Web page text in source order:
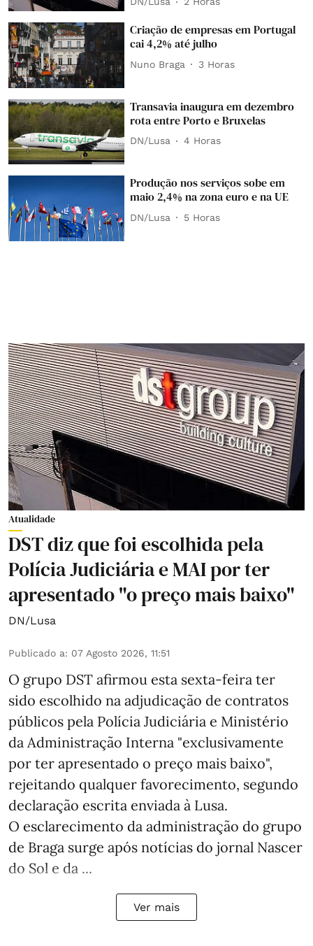
Criação de empresas em Portugal
cai 4,2% até julho
Nuno Braga 3 Horas
Transavia inaugura em dezembro
rota entre Porto e Bruxelas
DN/Lusa 4 Horas
Produção nos serviços sobe em
maio 2,4% na zona euro e na UE
DN/Lusa 5 Horas
Atualidade
DST diz que foi escolhida pela
Polícia Judiciária e MAI por ter
apresentado "o preço mais baixo"
DN/Lusa
Publicado a: 07 Agosto 2026, 11:51
O grupo DST afirmou esta sexta-feira ter
sido escolhido na adjudicação de contratos
públicos pela Polícia Judiciária e Ministério
da Administração Interna "exclusivamente
por ter apresentado o preço mais baixo",
rejeitando qualquer favorecimento, segundo
declaração escrita enviada à Lusa.
O esclarecimento da administração do grupo
de Braga surge após notícias do jornal Nascer
do Sol e da ...
Ver mais